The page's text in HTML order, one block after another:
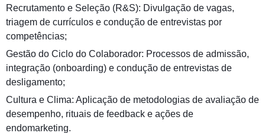
Recrutamento e Seleção (R&S): Divulgação de vagas,
triagem de currículos e condução de entrevistas por
competências;
Gestão do Ciclo do Colaborador: Processos de admissão,
integração (onboarding) e condução de entrevistas de
desligamento;
Cultura e Clima: Aplicação de metodologias de avaliação de
desempenho, rituais de feedback e ações de
endomarketing.